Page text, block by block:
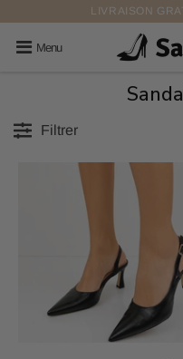
LIVRAISON
Menu
Filtrer